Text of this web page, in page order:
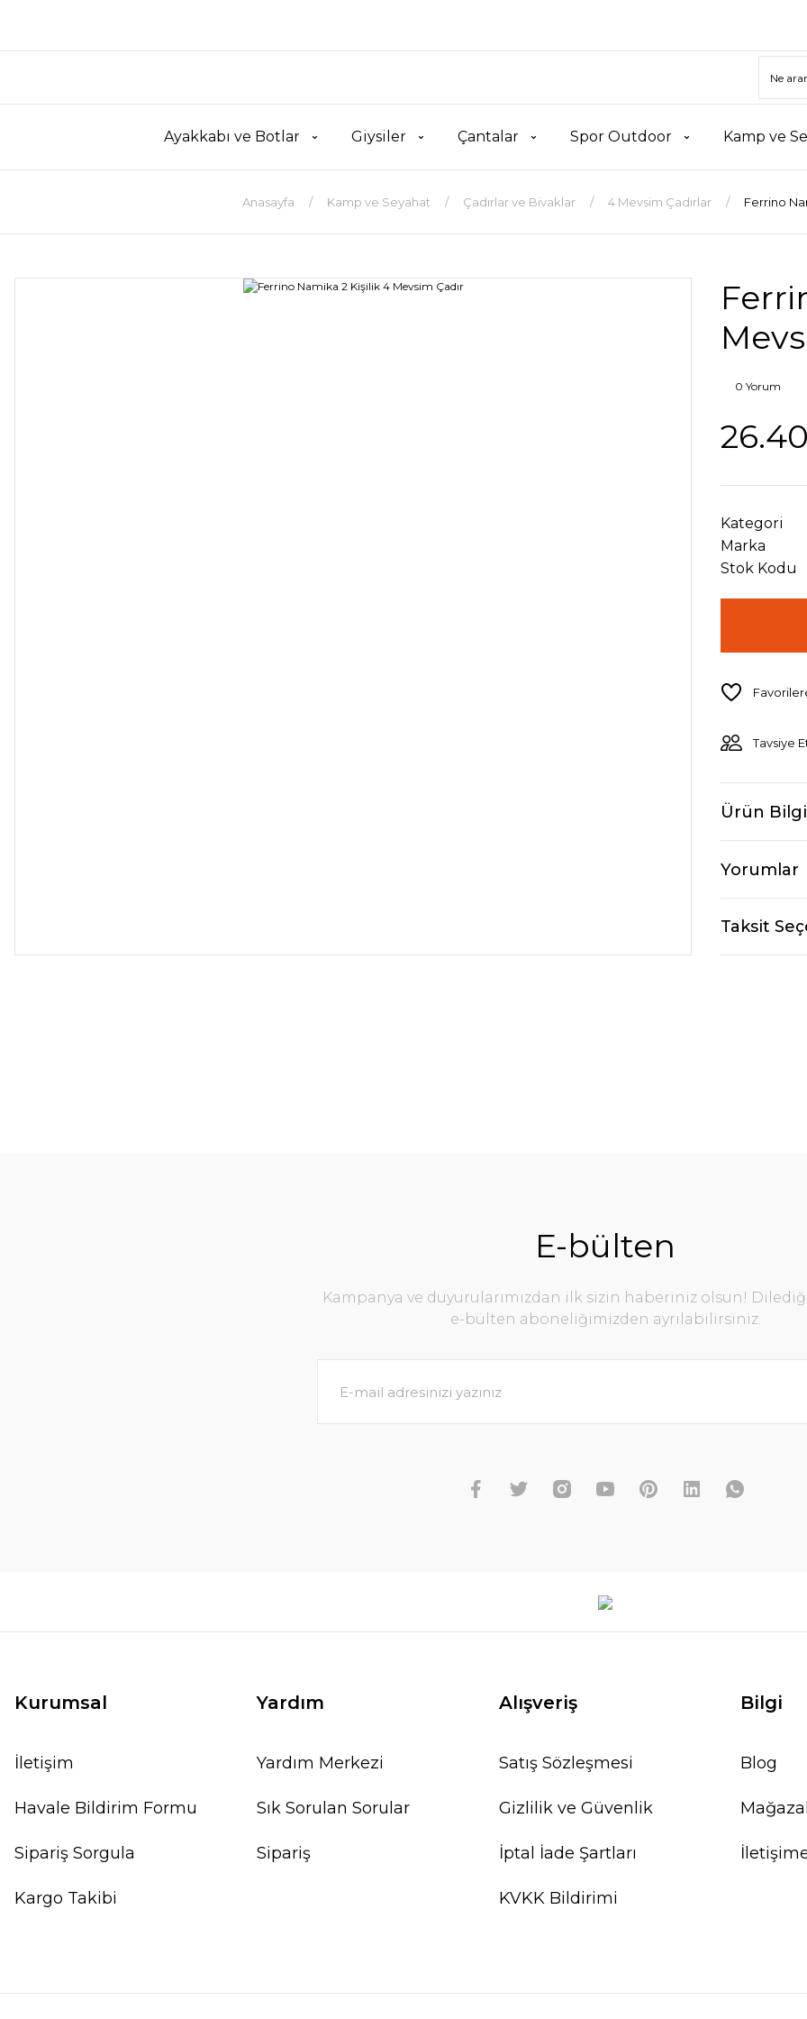
Ayakkabı ve Botlar Giysiler Çantalar Spor Outdoor Kamp ve
Anasayfa Kamp ve Seyahat Çadırlar ve Bivaklar 4 Mevsim Çadırlar Ferrino
0 Yorum
Kategori
Marka
Stok Kodu
Tavsiye
Ürün
Yorumlar
Taksit
E-bülten
Kampanya ve duyurularımızdan ilk sizin haberiniz olsun!
e-bülten aboneliğimizden ayrılabilirsiniz.
Kurumsal
İletişim
Havale Bildirim Formu
Sipariş Sorgula
Kargo Takibi
Yardım
Yardım Merkezi
Sık Sorulan Sorular
Sipariş
Alışveriş
Satış Sözleşmesi
Gizlilik ve Güvenlik
İptal İade Şartları
KVKK Bildirimi
Bilgi
Blog